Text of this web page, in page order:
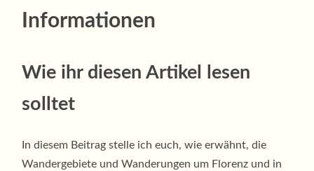
Informationen
Wie ihr diesen Artikel lesen
solltet
In diesem Beitrag stelle ich euch, wie erwähnt, die
Wandergebiete und Wanderungen um Florenz und in